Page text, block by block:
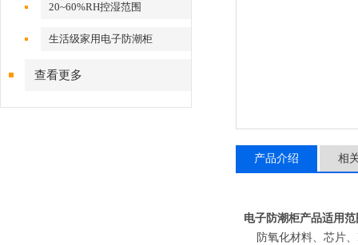
20~60%RH控湿范围
生活级家用电子防潮柜
查看更多
产品介绍 相
电子防潮柜产品适用范
防氧化材料、芯片、